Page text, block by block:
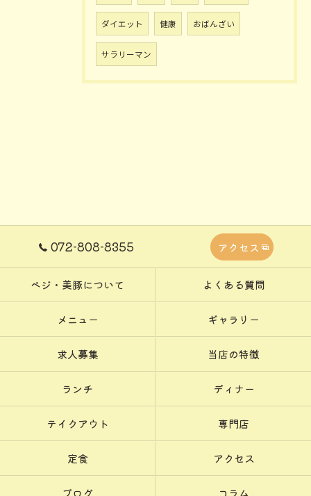
ダイエット 健康 おばんざい
サラリーマン
072-808-8355 アクセス
ベジ・美豚について よくある質問
メニュー ギャラリー
求人募集 当店の特徴
ランチ ディナー
テイクアウト 専門店
定食 アクセス
ブログ コラム